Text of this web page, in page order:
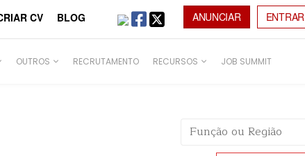
ANUNCIAR ENTRAR
CV BLOG
OUTROS RECRUTAMENTO RECURSOS JOB SUMMIT